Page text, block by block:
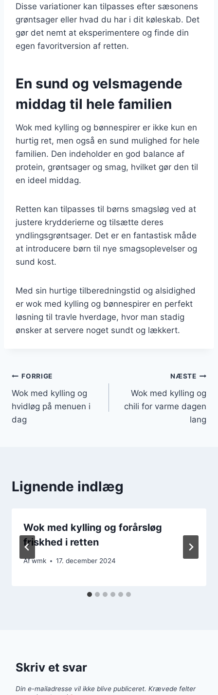
Disse variationer kan tilpasses efter sæsonens
grøntsager eller hvad du har i dit køleskab. Det
gør det nemt at eksperimentere og finde din
egen favoritversion af retten.
En sund og velsmagende
middag til hele familien
Wok med kylling og bønnespirer er ikke kun en
hurtig ret, men også en sund mulighed for hele
familien. Den indeholder en god balance af
protein, grøntsager og smag, hvilket gør den til
en ideel middag.
Retten kan tilpasses til børns smagsløg ved at
justere krydderierne og tilsætte deres
yndlingsgrøntsager. Det er en fantastisk måde
at introducere børn til nye smagsoplevelser og
sund kost.
Med sin hurtige tilberedningstid og alsidighed
er wok med kylling og bønnespirer en perfekt
løsning til travle hverdage, hvor man stadig
ønsker at servere noget sundt og lækkert.
Indlægsnavigation
FORRIGE
Wok med kylling og
hvidløg på menuen i
dag
NÆSTE
Wok med kylling og
chili for varme dagen
lang
Lignende indlæg
Wok med kylling og forårsløg
friskhed i retten
Afwmk 17. december 2024
Skriv et svar
Din e-mailadresse vil ikke blive publiceret. Krævede felter